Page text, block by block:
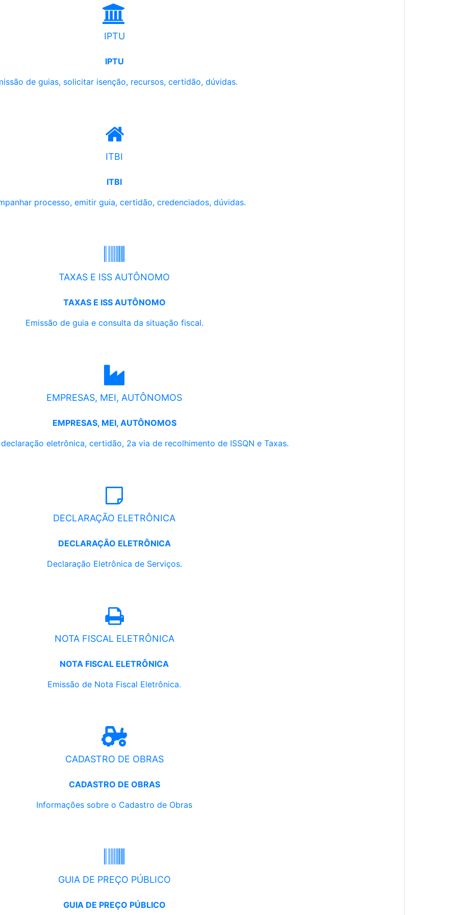
IPTU
IPTU
de guias, solicitar isenção, recursos, certidão, dúvidas.
ITBI
ITBI
processo, emitir guia, certidão, credenciados, dúvidas.
TAXAS E ISS AUTÔNOMO
TAXAS E ISS AUTÔNOMO
Emissão de guia e consulta da situação fiscal.
EMPRESAS, MEI, AUTÔNOMOS
EMPRESAS, MEI, AUTÔNOMOS
eletrônica, certidão, 2a via de recolhimento de ISSQN e Taxas.
DECLARAÇÃO ELETRÔNICA
DECLARAÇÃO ELETRÔNICA
Declaração Eletrônica de Serviços.
NOTA FISCAL ELETRÔNICA
NOTA FISCAL ELETRÔNICA
Emissão de Nota Fiscal Eletrônica.
CADASTRO DE OBRAS
CADASTRO DE OBRAS
Informações sobre o Cadastro de Obras
GUIA DE PREÇO PÚBLICO
GUIA DE PREÇO PÚBLICO